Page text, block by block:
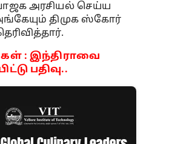
அரசியல் செய்ய
திமுக ஸ்கோர்
: இந்திராவை
பதிவு..